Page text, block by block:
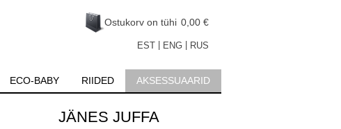
Ostukorv on tühi 0,00 €
EST ENG RUS
ECO-BABY RIIDED AKSESSUAARID
JÄNES JUFFA